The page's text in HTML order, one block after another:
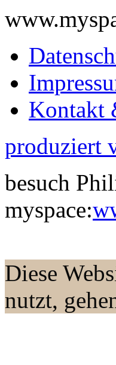
Kontakt
produziert
besuch
myspace:
Diese
nutzt,